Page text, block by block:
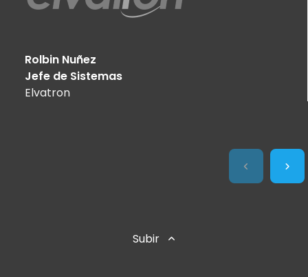
Rolbin Nuñez
Jefe de Sistemas
Elvatron
Subir